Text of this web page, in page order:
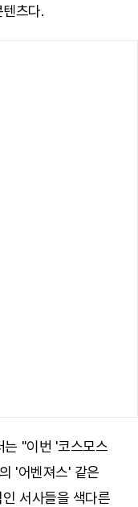
츠다.
는 "이번 '코스모스
'어벤져스' 같은
서사들을 색다른